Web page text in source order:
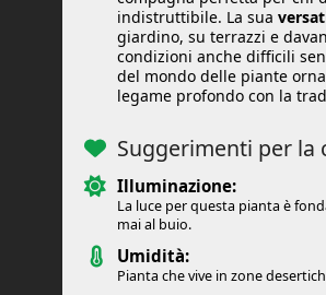
indistruttibile. La sua
giardino, su terrazzi e
condizioni anche difficili
del mondo delle piante
legame profondo con la
Suggerimenti per la
Illuminazione:
La luce per questa pianta è
mai al buio.
Umidità:
Pianta che vive in zone